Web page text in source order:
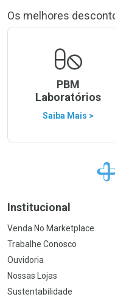
Os melhores
PBM
Laboratórios
Saiba Mais >
Ir
Institucional
Venda No Marketplace
Trabalhe Conosco
Ouvidoria
Nossas Lojas
Sustentabilidade